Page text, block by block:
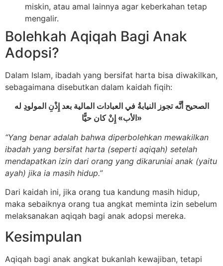
miskin, atau amal lainnya agar keberkahan tetap
mengalir.
Bolehkah Aqiqah Bagi Anak
Adopsi?
Dalam Islam, ibadah yang bersifat harta bisa diwakilkan,
sebagaimana disebutkan dalam kaidah fiqih:
الصحيح أنَّه تجوز النيابةُ في العبادات المالية بعد إِذْنِ المولودِ له
«الأب» إِنْ كان حيًّا
“Yang benar adalah bahwa diperbolehkan mewakilkan
ibadah yang bersifat harta (seperti aqiqah) setelah
mendapatkan izin dari orang yang dikaruniai anak (yaitu
ayah) jika ia masih hidup.”
Dari kaidah ini, jika orang tua kandung masih hidup,
maka sebaiknya orang tua angkat meminta izin sebelum
melaksanakan aqiqah bagi anak adopsi mereka.
Kesimpulan
Aqiqah bagi anak angkat bukanlah kewajiban, tetapi